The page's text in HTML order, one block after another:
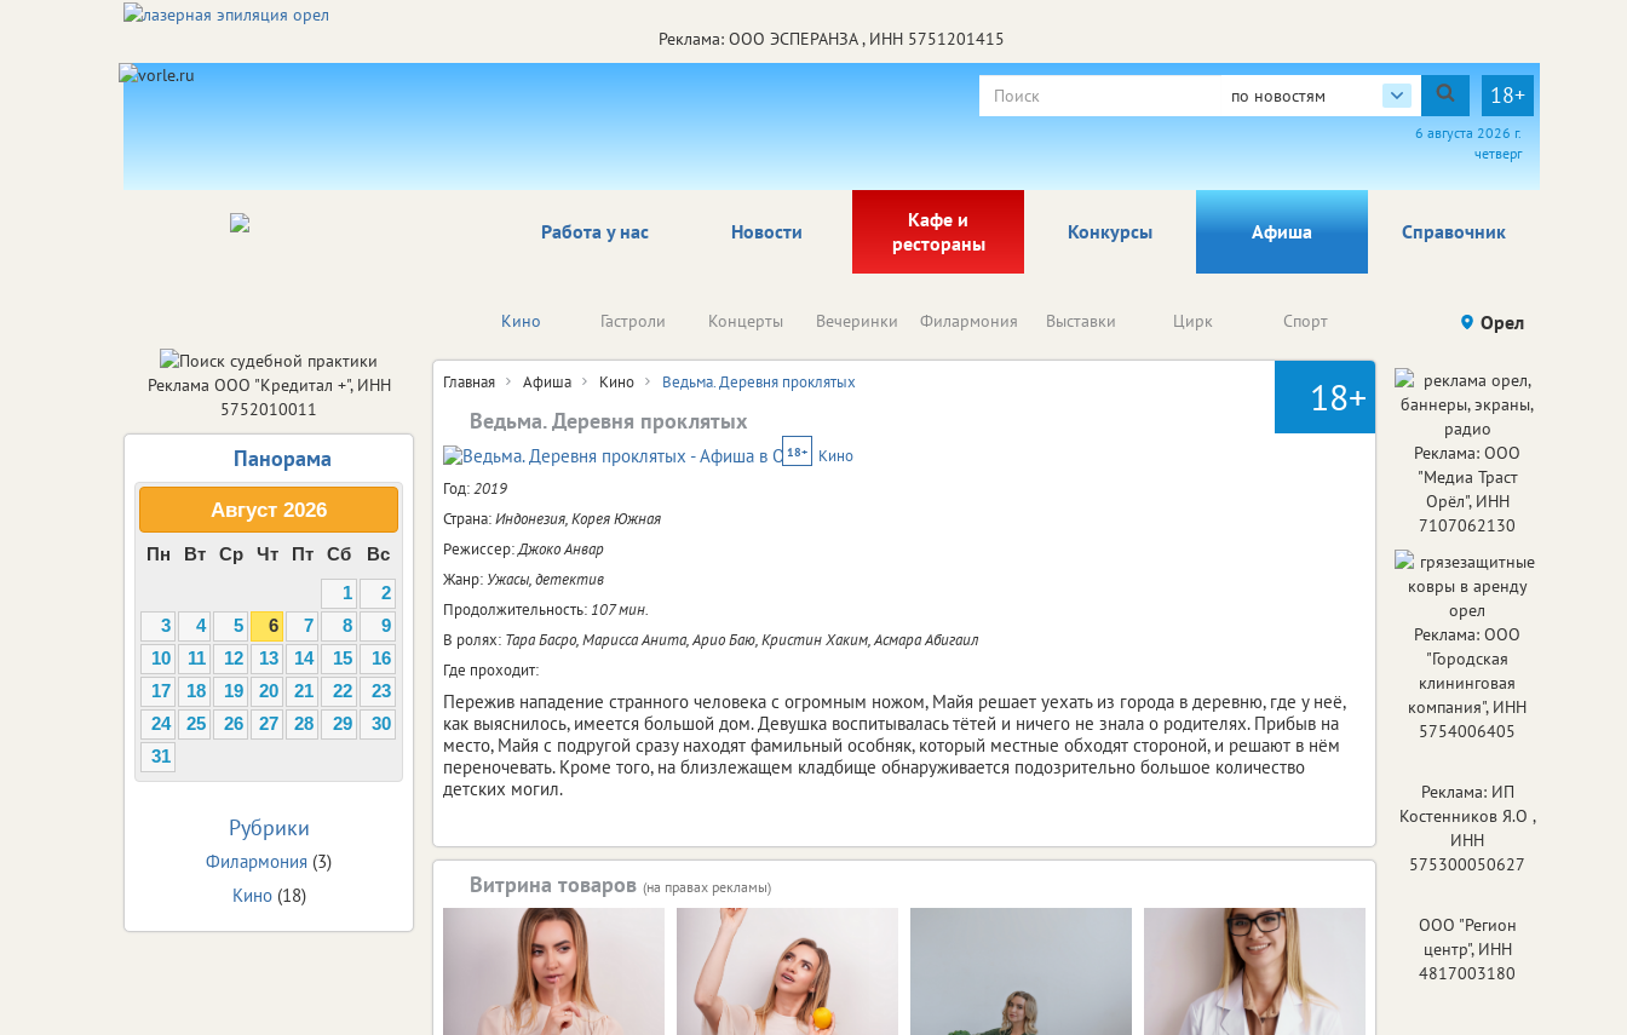
Реклама: ООО ЭСПЕРАНЗА , ИНН 5751201415
по новостям 18+
6 августа 2026 г.
четверг
Работа у нас Новости
Кафе и
рестораны
Афиша Справочник
Конкурсы
Кино Гастроли Концерты Вечеринки Филармония Выставки Цирк Спорт конкурсов
Орел
18+
Главная Афиша Кино Ведьма. Деревня проклятых
Ведьма. Деревня проклятых
18+
Кино
Год:2019
Страна:Индонезия, Корея Южная
Режиссер:Джоко Анвар
Жанр: Ужасы, детектив
Продолжительность: 107 мин.
В ролях: Тара Басро, Марисса Анита, Арио Баю, Кристин Хаким, Асмара Абигаил
Где проходит:
Пережив нападение странного человека с огромным ножом, Майя решает уехать из города в деревню, где у неё,
как выяснилось, имеется большой дом. Девушка воспитывалась тётей и ничего не знала о родителях. Прибыв на
место, Майя с подругой сразу находят фамильный особняк, который местные обходят стороной, и решают в нём
переночевать. Кроме того, на близлежащем кладбище обнаруживается подозрительно большое количество
детских могил.
Витрина товаров (на правах рекламы)
Реклама ООО "Кредитал +", ИНН
5752010011
Панорама
Август 2026
Пн Вт Ср Чт Пт Сб
Вс
1
2
3
4 5 6 7 8
9
10
11 12 13 14 15
16
17
18 19 20 21 22
23
24
25 26 27 28 29
30
31
Рубрики
Филармония (3)
Кино(18)
Реклама: ООО
"Медиа Траст
Орёл", ИНН
7107062130
Реклама: ООО
"Городская
клининговая
компания", ИНН
5754006405
Реклама: ИП
Костенников Я.О ,
ИНН
575300050627
ООО "Регион
центр", ИНН
4817003180